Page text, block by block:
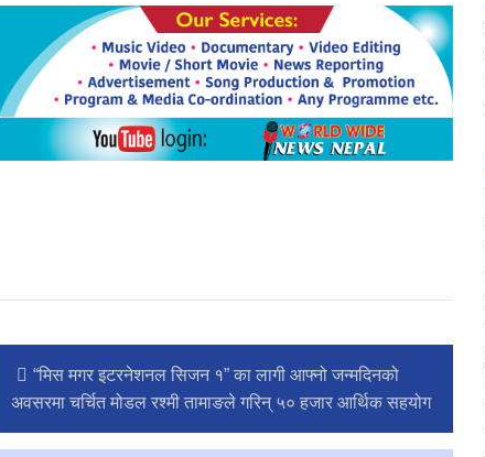
“मिस मगर इटरनेशनल सिजन १” का लागी आफ्नो जन्मदिनको
अवसरमा चर्चित मोडल रश्मी तामाङले गरिन् ५० हजार आर्थिक सहयोग